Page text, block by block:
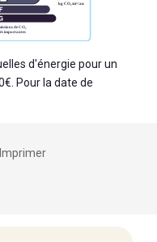
d'énergie pour un
Pour la date de
Imprimer